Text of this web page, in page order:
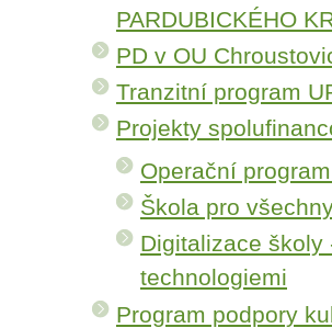
PARDUBICKÉHO
PD v OU
Tranzitní program
Projekty
Operační
Škola pro
Digitalizace
technologiemi
Program podpory